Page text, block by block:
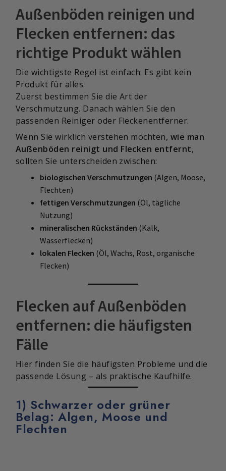
Außenböden reinigen und
Flecken entfernen: das
richtige Produkt wählen
Die wichtigste Regel ist einfach: Es gibt kein
Produkt für alles.
Zuerst bestimmen Sie die Art der
Verschmutzung. Danach wählen Sie den
passenden Reiniger oder Fleckenentferner.
Wenn Sie wirklich verstehen möchten, wie man
Außenböden reinigt und Flecken entfernt,
sollten Sie unterscheiden zwischen:
biologischen Verschmutzungen (Algen, Moose,
Flechten)
fettigen Verschmutzungen (Öl, tägliche
Nutzung)
mineralischen Rückständen (Kalk,
Wasserflecken)
lokalen Flecken (Öl, Wachs, Rost, organische
Flecken)
Flecken auf Außenböden
entfernen: die häufigsten
Fälle
Hier finden Sie die häufigsten Probleme und die
passende Lösung – als praktische Kaufhilfe.
1) Schwarzer oder grüner
Belag: Algen, Moose und
Flechten